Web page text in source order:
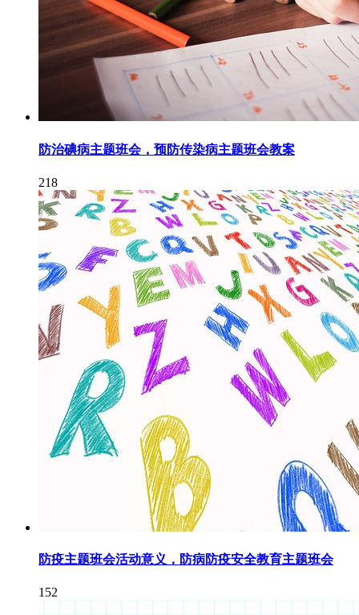
防治碘病主题班会，预防传染病主题班会教案
218
防疫主题班会活动意义，防病防疫安全教育主题班会
152